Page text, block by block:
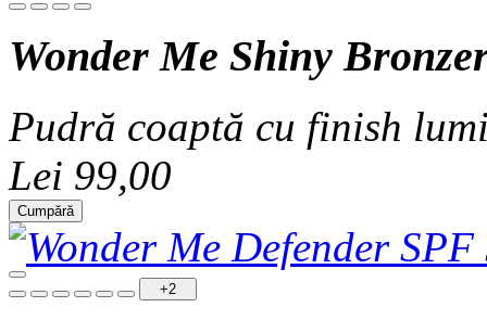
Wonder Me Shiny
Pudră coaptă cu finish
Lei 99,00
Cumpără
+2